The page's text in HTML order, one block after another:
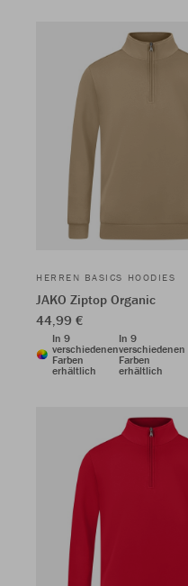
HERREN BASICS HOODIES
JAKO Ziptop Organic
44,99 €
In 9
verschiedenen
Farben
erhältlich
In 9
verschiedenen
Farben
erhältlich